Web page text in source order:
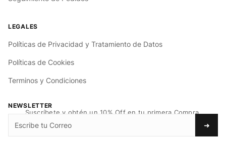
Políticas de Privacidad y Tratamiento de Datos
Políticas de Cookies
Terminos y Condiciones
NEWSLETTER
Suscríbete y obtén un 10% Off en tu primera Compra.
➜